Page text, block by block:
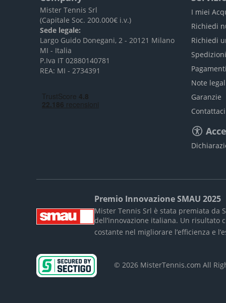
Mister Tennis Srl
(Capitale Soc. 200.000€ i.v.)
Sede legale:
Largo Guido Donegani, 2 - 20121 Milano
MI - Italia
P.Iva IT 02880140781
REA: MI - 2734391
I miei
Richiedi
Richiedi
Spedizioni
Note
Garanzie
Contattaci
Premio Innovazione SMAU 2025
Mister Tennis Srl è stata premiata da
dell’innovazione italiana. Un risultato
costante nel migliorare l’efficienza e
© 2026 MisterTennis.com All